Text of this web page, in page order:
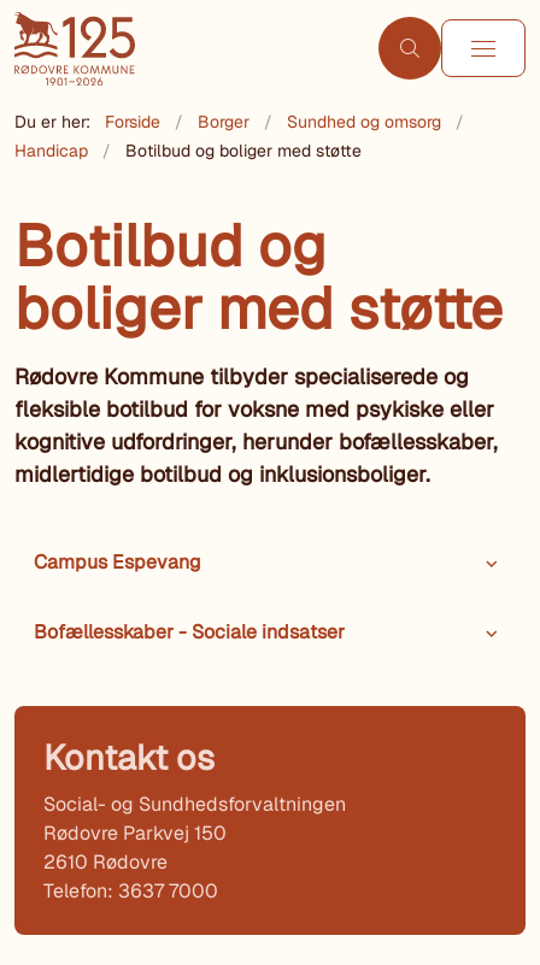
Du er her: Forside Borger
Sundhed og omsorg
Handicap
Botilbud og boliger med støtte
Botilbud og
boliger med støtte
Rødovre Kommune tilbyder specialiserede og
fleksible botilbud for voksne med psykiske eller
kognitive udfordringer, herunder bofællesskaber,
midlertidige botilbud og inklusionsboliger.
Campus Espevang
Bofællesskaber - Sociale indsatser
Kontakt os
Social- og Sundhedsforvaltningen
Rødovre Parkvej 150
2610 Rødovre
Telefon: 3637 7000